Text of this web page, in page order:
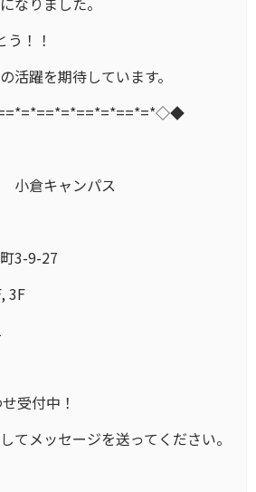
！！
活躍を期待しています。
倉キャンパス
3-9-27
3F
受付中！
してメッセージを送ってください。